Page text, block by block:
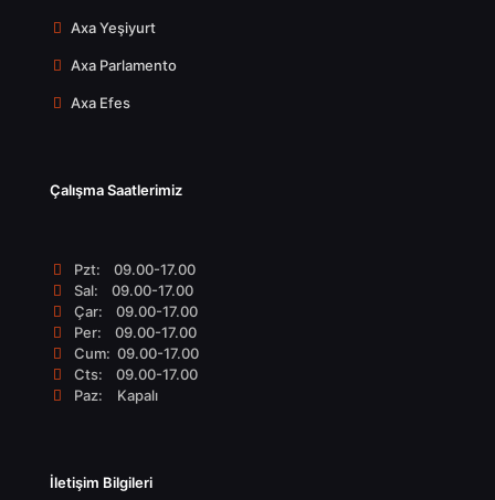
Axa Yeşiyurt
Axa Parlamento
Axa Efes
Çalışma Saatlerimiz
Pzt: 09.00-17.00
Sal: 09.00-17.00
Çar: 09.00-17.00
Per: 09.00-17.00
Cum: 09.00-17.00
Cts: 09.00-17.00
Paz: Kapalı
İletişim Bilgileri